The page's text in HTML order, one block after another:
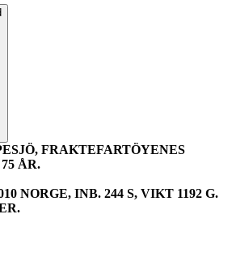
FRAKTEFARTÖYENES
ÅR.
NORGE, INB. 244 S, VIKT 1192 G.